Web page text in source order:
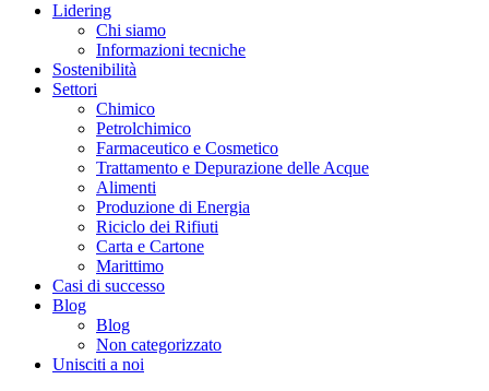
Lidering
Chi siamo
Informazioni tecniche
Sostenibilità
Settori
Chimico
Petrolchimico
Farmaceutico e Cosmetico
Trattamento e Depurazione delle Acque
Alimenti
Produzione di Energia
Riciclo dei Rifiuti
Carta e Cartone
Marittimo
Casi di successo
Blog
Blog
Non categorizzato
Unisciti a noi